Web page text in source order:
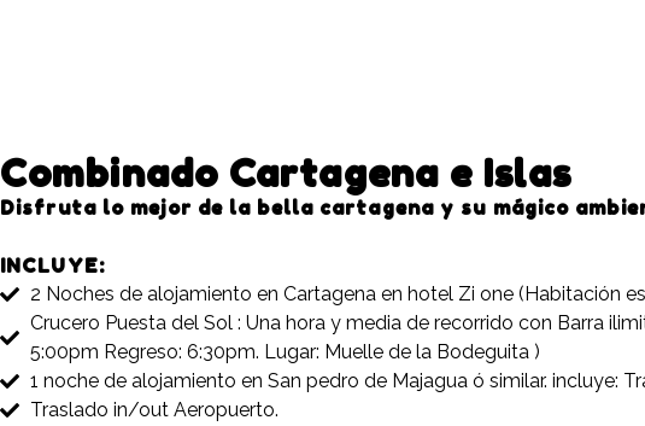
Combinado Cartagena e Islas
Disfruta lo mejor de la bella cartagena y su mágico
INCLUYE:
2 Noches de alojamiento en Cartagena en hotel Zi one (Habitación
Crucero Puesta del Sol : Una hora y media de recorrido con Barra
5:00pm Regreso: 6:30pm. Lugar: Muelle de la Bodeguita )
1 noche de alojamiento en San pedro de Majagua ó similar. incluye:
Traslado in/out Aeropuerto.